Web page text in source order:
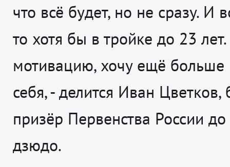
что всё будет, но не сразу. И
то хотя бы в тройке до 23
мотивацию, хочу ещё больше
себя, - делится Иван Цветков,
призёр Первенства России
дзюдо.